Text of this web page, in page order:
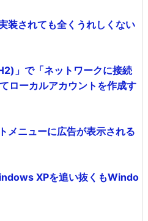
装されても全くうれしくない
」で「ネットワークに接続
ローカルアカウントを作成す
メニューに広告が表示される
XPを追い抜くもWindo